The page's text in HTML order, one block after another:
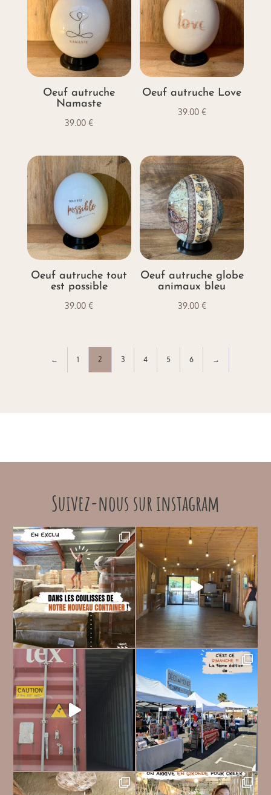
Oeuf autruche
Namaste
39.00€
Oeuf autruche Love
39.00 €
Oeuf autruche tout
est possible
39.00€
Oeuf autruche globe
animaux bleu
39.00 €
← 1 2 3 4 5 6 →
Suivez-nous sur instagram